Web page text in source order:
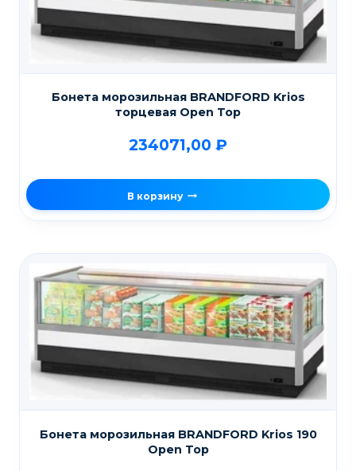
Бонета морозильная BRANDFORD Krios
торцевая Open Top
234071,00 ₽
В корзину
Бонета морозильная BRANDFORD Krios 190
Open Top